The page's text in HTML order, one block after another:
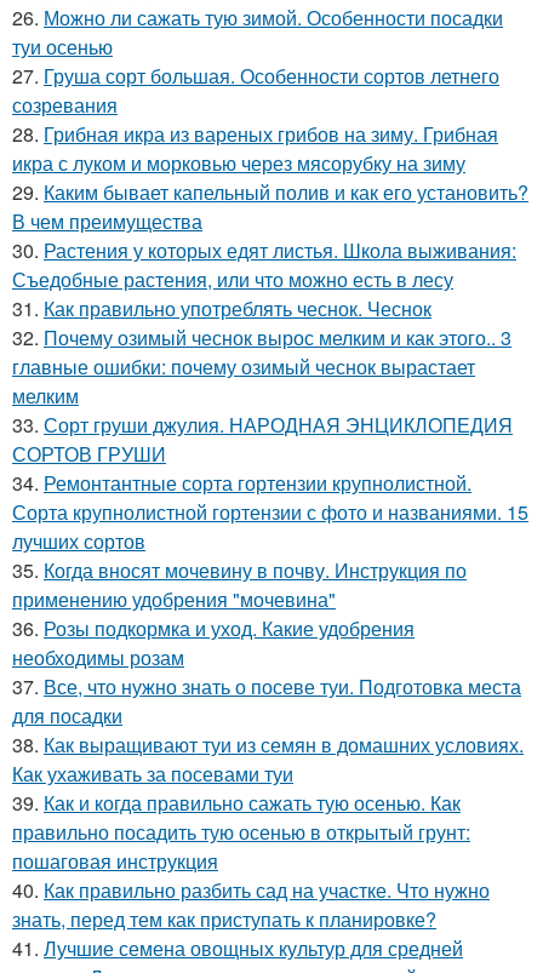
26. Можно ли сажать тую зимой. Особенности посадки
туи осенью
27. Груша сорт большая. Особенности сортов летнего
созревания
28. Грибная икра из вареных грибов на зиму. Грибная
икра с луком и морковью через мясорубку на зиму
29. Каким бывает капельный полив и как его установить?
В чем преимущества
30. Растения у которых едят листья. Школа выживания:
Съедобные растения, или что можно есть в лесу
31. Как правильно употреблять чеснок. Чеснок
32. Почему озимый чеснок вырос мелким и как этого.. 3
главные ошибки: почему озимый чеснок вырастает
мелким
33. Сорт груши джулия. НАРОДНАЯ ЭНЦИКЛОПЕДИЯ
СОРТОВ ГРУШИ
34. Ремонтантные сорта гортензии крупнолистной.
Сорта крупнолистной гортензии с фото и названиями. 15
лучших сортов
35. Когда вносят мочевину в почву. Инструкция по
применению удобрения "мочевина"
36. Розы подкормка и уход. Какие удобрения
необходимы розам
37. Все, что нужно знать о посеве туи. Подготовка места
для посадки
38. Как выращивают туи из семян в домашних условиях.
Как ухаживать за посевами туи
39. Как и когда правильно сажать тую осенью. Как
правильно посадить тую осенью в открытый грунт:
пошаговая инструкция
40. Как правильно разбить сад на участке. Что нужно
знать, перед тем как приступать к планировке?
41. Лучшие семена овощных культур для средней